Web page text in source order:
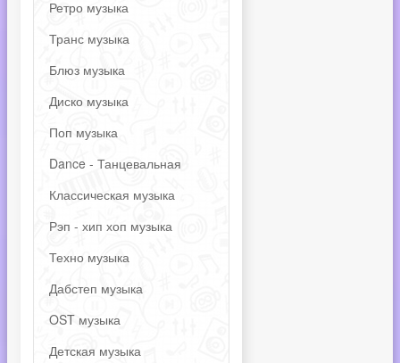
Ретро музыка
Транс музыка
Блюз музыка
Диско музыка
Поп музыка
Dance - Танцевальная
Классическая музыка
Рэп - хип хоп музыка
Техно музыка
Дабстеп музыка
OST музыка
Детская музыка